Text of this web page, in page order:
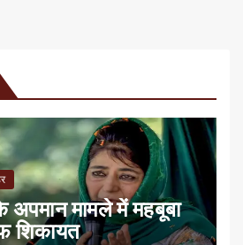
अपमान मामले में महबूबा
शिकायत